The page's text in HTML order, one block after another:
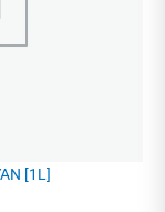
[1L]